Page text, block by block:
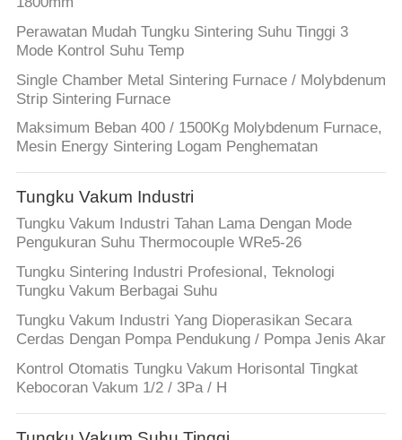
Perawatan Mudah Tungku Sintering Suhu Tinggi 3
Mode Kontrol Suhu Temp
Single Chamber Metal Sintering Furnace / Molybdenum
Strip Sintering Furnace
Maksimum Beban 400 / 1500Kg Molybdenum Furnace,
Mesin Energy Sintering Logam Penghematan
Tungku Vakum Industri
Tungku Vakum Industri Tahan Lama Dengan Mode
Pengukuran Suhu Thermocouple WRe5-26
Tungku Sintering Industri Profesional, Teknologi
Tungku Vakum Berbagai Suhu
Tungku Vakum Industri Yang Dioperasikan Secara
Cerdas Dengan Pompa Pendukung / Pompa Jenis Akar
Kontrol Otomatis Tungku Vakum Horisontal Tingkat
Kebocoran Vakum 1/2 / 3Pa / H